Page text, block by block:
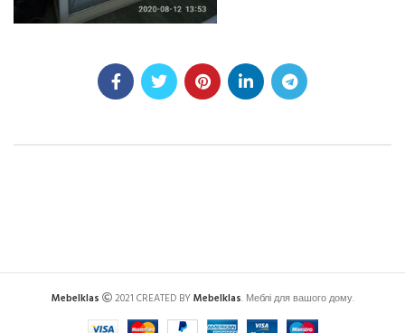
Mebelklas 2021 CREATED BYMebelklas. Меблі для вашого дому.